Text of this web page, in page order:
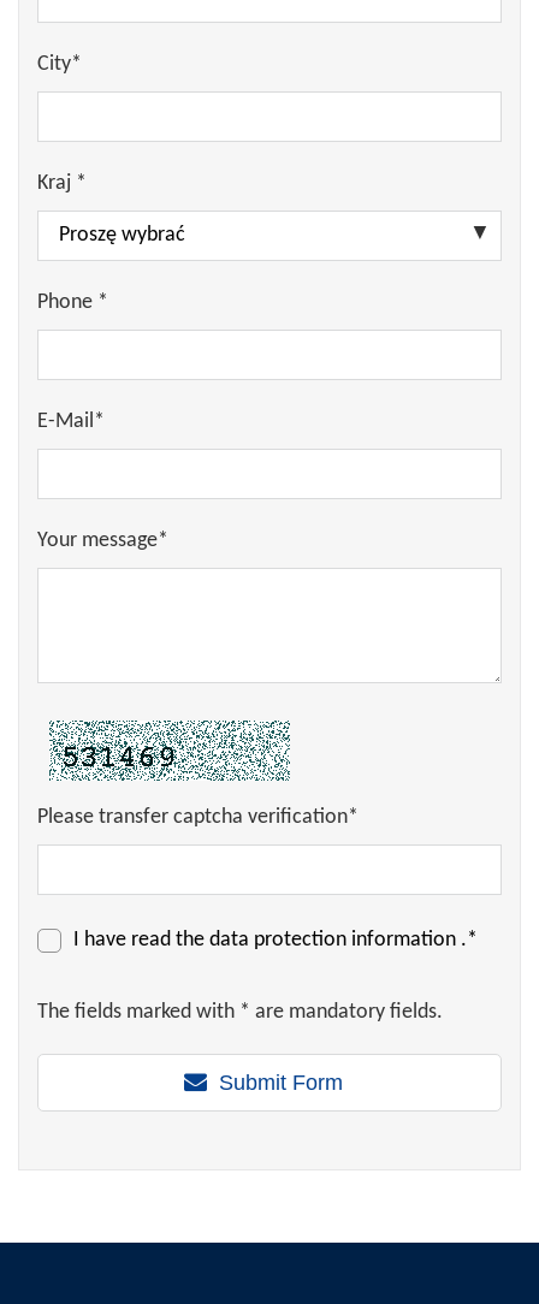
City*
Kraj *
Phone *
E-Mail*
Your message*
Please transfer captcha verification*
I have read the data protection information .*
The fields marked with * are mandatory fields.
Submit Form